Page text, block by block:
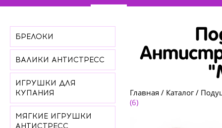
Главная / Каталог/
(6)
БРЕЛОКИ
ВАЛИКИ АНТИСТРЕСС
ИГРУШКИ ДЛЯ
КУПАНИЯ
МЯГКИЕ ИГРУШКИ
АНТИСТРЕСС